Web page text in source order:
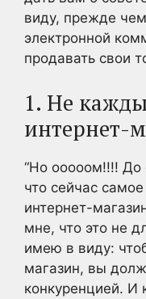
виду, прежде
электронной
продавать свои
1. Не
интернет-
“Но ооооом!!!! До
что сейчас
интернет-
мне, что это не
имею в виду:
магазин, вы
конкуренцией. И